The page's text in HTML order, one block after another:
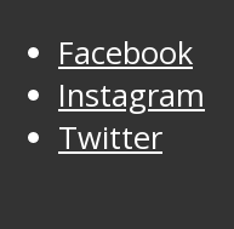
Facebook
Instagram
Twitter